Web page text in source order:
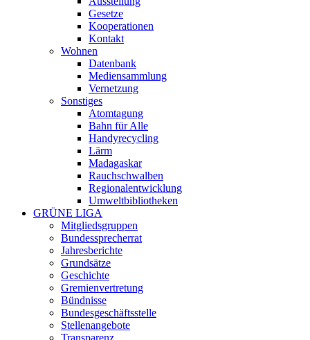
Gesetze
Kooperationen
Kontakt
Wohnen
Datenbank
Mediensammlung
Vernetzung
Sonstiges
Atomtagung
Bahn für Alle
Handyrecycling
Lärm
Madagaskar
Rauchschwalben
Regionalentwicklung
Umweltbibliotheken
GRÜNE LIGA
Mitgliedsgruppen
Bundessprecherrat
Jahresberichte
Grundsätze
Geschichte
Gremienvertretung
Bündnisse
Bundesgeschäftsstelle
Stellenangebote
Transparenz